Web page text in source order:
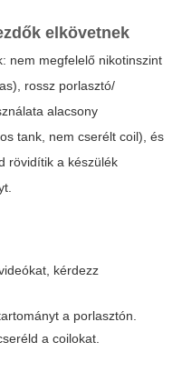
elkövetnek
nem megfelelő nikotinszint
rossz porlasztó/
alacsony
tank, nem cserélt coil), és
rövidítik a készülék
kérdezz
a porlasztón.
a coilokat.